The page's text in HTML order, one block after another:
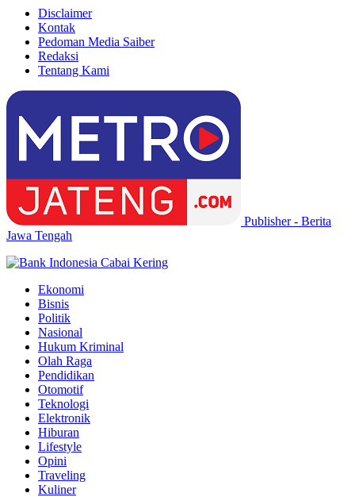
Disclaimer
Kontak
Pedoman Media Saiber
Redaksi
Tentang Kami
Publisher - Berita
Jawa Tengah
Ekonomi
Bisnis
Politik
Nasional
Hukum Kriminal
Olah Raga
Pendidikan
Otomotif
Teknologi
Elektronik
Hiburan
Lifestyle
Opini
Traveling
Kuliner